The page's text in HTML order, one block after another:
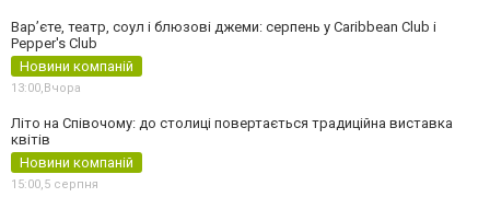
Вар’єте, театр, соул і блюзові джеми: серпень у Caribbean Club і
Pepper's Club
Новини компаній
13:00, Вчора
Літо на Співочому: до столиці повертається традиційна виставка
квітів
Новини компаній
15:00, 5 серпня